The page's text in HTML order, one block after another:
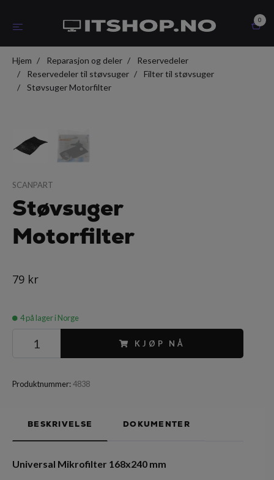
0
Hjem Reparasjon og deler
Reservedeler
Reservedeler til støvsuger
Filter til støvsuger
Støvsuger Motorfilter
SCANPART
Støvsuger
Motorfilter
79 kr
4på lager i Norge
KJØP NÅ
Produktnummer:4838
BESKRIVELSE DOKUMENTER
Universal Mikrofilter 168x240 mm